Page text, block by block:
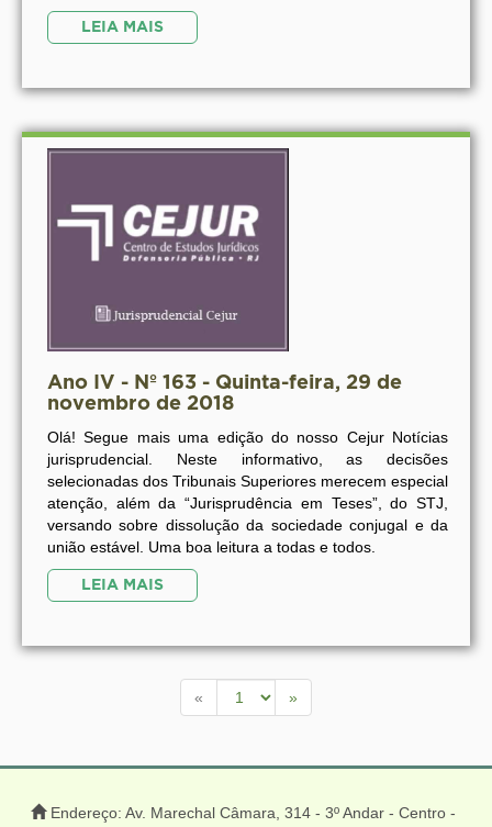
LEIA MAIS
Ano IV - Nº 163 - Quinta-feira, 29 de
novembro de 2018
Olá! Segue mais uma edição do nosso Cejur Notícias
jurisprudencial. Neste informativo, as decisões
selecionadas dos Tribunais Superiores merecem especial
atenção, além da “Jurisprudência em Teses”, do STJ,
versando sobre dissolução da sociedade conjugal e da
união estável. Uma boa leitura a todas e todos.
LEIA MAIS
« »
Endereço: Av. Marechal Câmara, 314 - 3º Andar - Centro -